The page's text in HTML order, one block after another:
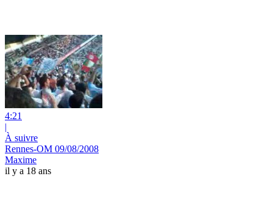
4:21
|
À suivre
Rennes-OM 09/08/2008
Maxime
il y a 18 ans